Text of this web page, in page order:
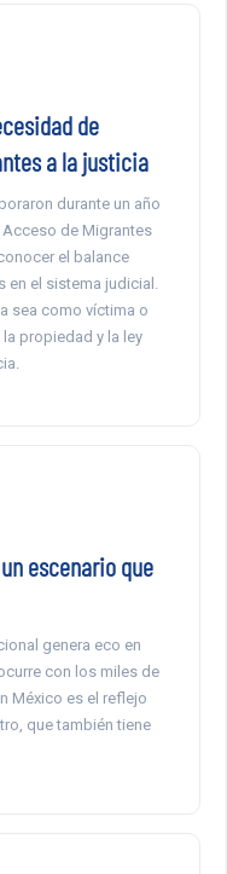
de
a la justicia
durante un año
de Migrantes
el balance
en el sistema judicial.
sea como víctima o
propiedad y la ley
escenario que
genera eco en
con los miles de
México es el reflejo
que también tiene